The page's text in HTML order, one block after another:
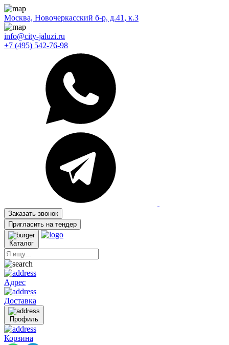
Москва, Новочеркасский б-р, д.41, к.3
info@city-jaluzi.ru
+7 (495) 542-76-98
Заказать звонок
Пригласить на тендер
Каталог
Адрес
Доставка
Профиль
Корзина